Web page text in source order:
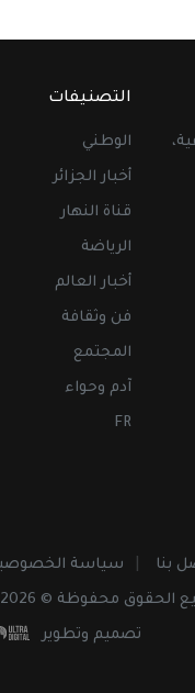
التصنيفات
الوطني
أخبار الجزائر
قناة النهار
الرياضة
أخبار العالم
فن وثقافة
المجتمع
آدم وحواء
FR
بنا سياسة
محفوظة © 2026 النهار أونلاين
تصميم وتطوير